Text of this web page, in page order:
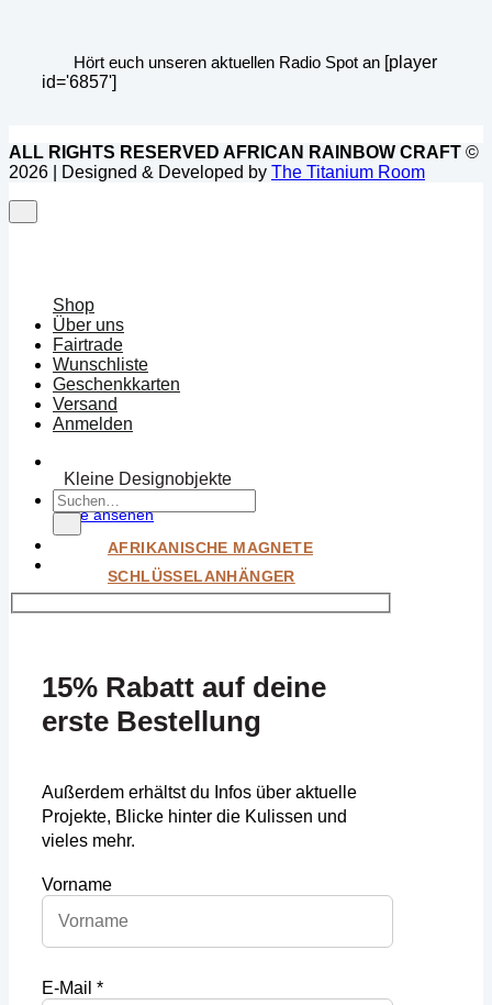
Kleine Designobjekte
Alle ansehen
AFRIKANISCHE MAGNETE
SCHLÜSSELANHÄNGER
Hört euch unseren aktuellen Radio Spot an [player
id='6857']
ALL RIGHTS RESERVED AFRICAN RAINBOW CRAFT ©
2026 | Designed & Developed by The Titanium Room
Shop
Über uns
Fairtrade
Wunschliste
Geschenkkarten
Versand
Anmelden
Suchen
nach:
15% Rabatt auf deine
erste Bestellung
Außerdem erhältst du Infos über aktuelle
Projekte, Blicke hinter die Kulissen und
vieles mehr.
Vorname
E-Mail *